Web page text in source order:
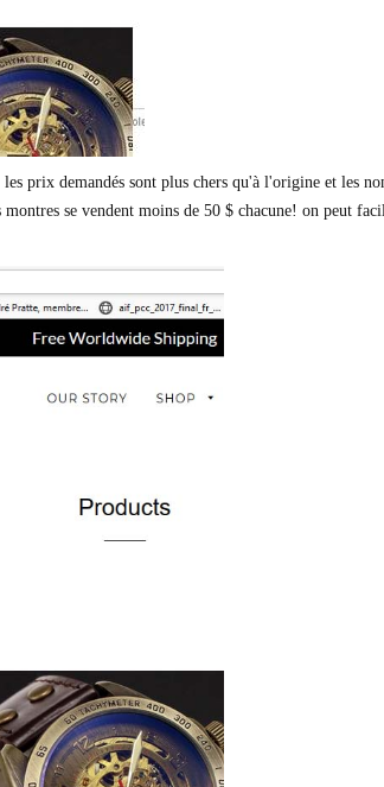
prix demandés sont plus chers qu'à l'origine et les
se vendent moins de 50 $ chacune! on peut